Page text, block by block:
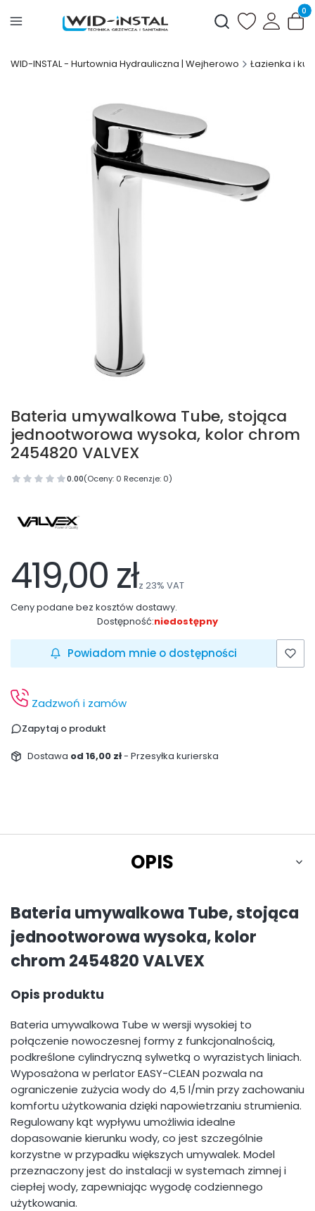
Otwórz
WID-INSTAL - Hurtownia Hydrauliczna | Wejherowo Łazienka i
Bateria umywalkowa Tube, stojąca
jednootworowa wysoka, kolor chrom
2454820 VALVEX
0.00(Oceny: 0 Recenzje: 0)
419,00 złz 23% VAT
Ceny podane bez kosztów dostawy.
Dostępność:niedostępny
Powiadom mnie o dostępności
Zadzwoń i zamów
Zapytaj o produkt
Dostawa od 16,00 zł- Przesyłka kurierska
OPIS
Bateria umywalkowa Tube, stojąca
jednootworowa wysoka, kolor
chrom 2454820 VALVEX
Opis produktu
Bateria umywalkowa Tube w wersji wysokiej to
połączenie nowoczesnej formy z funkcjonalnością,
podkreślone cylindryczną sylwetką o wyrazistych liniach.
Wyposażona w perlator EASY-CLEAN pozwala na
ograniczenie zużycia wody do 4,5 l/min przy zachowaniu
komfortu użytkowania dzięki napowietrzaniu strumienia.
Regulowany kąt wypływu umożliwia idealne
dopasowanie kierunku wody, co jest szczególnie
korzystne w przypadku większych umywalek. Model
przeznaczony jest do instalacji w systemach zimnej i
ciepłej wody, zapewniając wygodę codziennego
użytkowania.